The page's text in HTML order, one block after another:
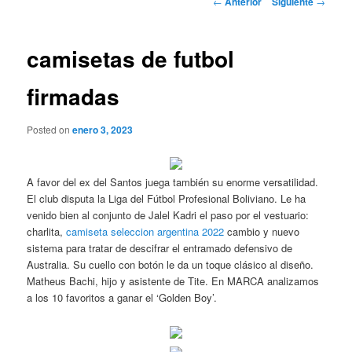
camisetas de futbol
firmadas
Posted onenero 3, 2023
A favor del ex del Santos juega también su enorme versatilidad.
El club disputa la Liga del Fútbol Profesional Boliviano. Le ha
venido bien al conjunto de Jalel Kadri el paso por el vestuario:
charlita,camiseta seleccion argentina 2022 cambio y nuevo
sistema para tratar de descifrar el entramado defensivo de
Australia. Su cuello con botón le da un toque clásico al diseño.
Matheus Bachi, hijo y asistente de Tite. En MARCA analizamos
a los 10 favoritos a ganar el ‘Golden Boy’.